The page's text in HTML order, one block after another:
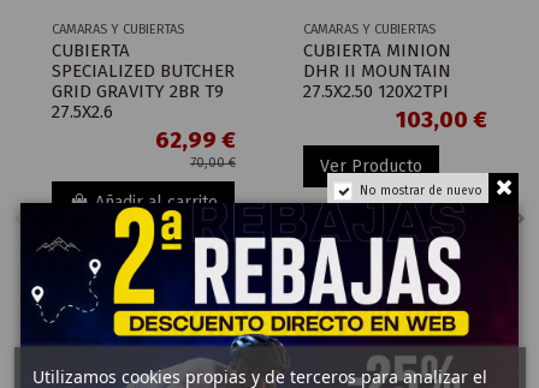
No mostrar de nuevo
CAMARAS Y CUBIERTAS
CUBIERTA
SPECIALIZED BUTCHER
GRID GRAVITY 2BR T9
27.5X2.6
62,99 €
70,00 €
Añadir al carrito
CAMARAS Y CUBIERTAS
CUBIERTA MINION
DHR II MOUNTAIN
27.5X2.50 120X2TPI
103,00 €
Ver Producto
Utilizamos cookies propias y de terceros para analizar el